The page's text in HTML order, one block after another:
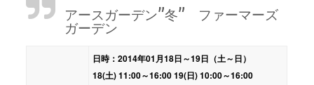
アースガーデン”冬” ファーマーズ
ガーデン
日時：2014年01月18日～19日（土～日）
18(土) 11:00～16:00 19(日) 10:00～16:00